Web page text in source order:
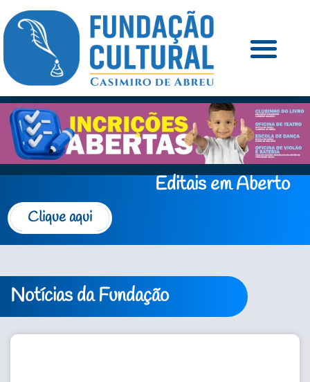
Editais em Aberto
Clique aqui
Notícias da Fundação